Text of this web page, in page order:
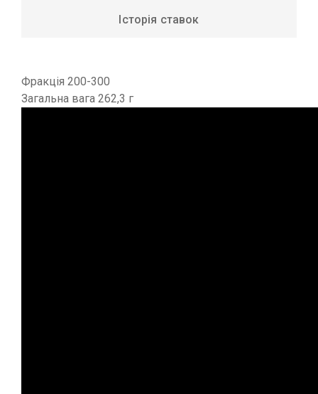
Історія ставок
Фракція 200-300
Загальна вага 262,3 г